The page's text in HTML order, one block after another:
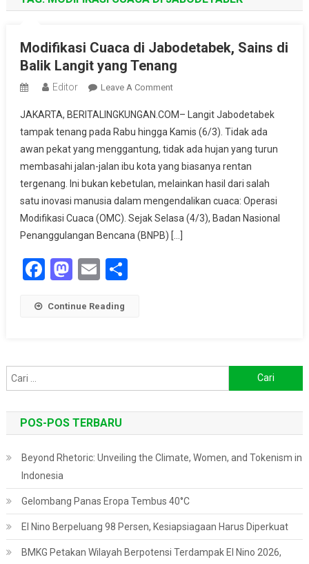
Modifikasi Cuaca di Jabodetabek, Sains di
Balik Langit yang Tenang
Editor Leave A CommentOn
Cuaca
Di
Jabodetabek,
Sains
Di
Balik
Langit
Yang
JAKARTA, BERITALINGKUNGAN.COM– Langit Jabodetabek
tampak tenang pada Rabu hingga Kamis (6/3). Tidak ada
awan pekat yang menggantung, tidak ada hujan yang turun
membasahi jalan-jalan ibu kota yang biasanya rentan
tergenang. Ini bukan kebetulan, melainkan hasil dari salah
satu inovasi manusia dalam mengendalikan cuaca: Operasi
Modifikasi Cuaca (OMC). Sejak Selasa (4/3), Badan Nasional
Penanggulangan Bencana (BNPB) […]
Facebook
Mastodon
EmailShare
Continue Reading
untuk:
POS-POS TERBARU
Beyond Rhetoric: Unveiling the Climate, Women, and Tokenism in
Indonesia
Gelombang Panas Eropa Tembus 40°C
El Nino Berpeluang 98 Persen, Kesiapsiagaan Harus Diperkuat
BMKG Petakan Wilayah Berpotensi Terdampak El Nino 2026,